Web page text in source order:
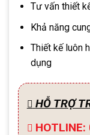
Tư vấn thiết
Khả năng
Thiết kế luôn
dụng
HỖ TRỢ